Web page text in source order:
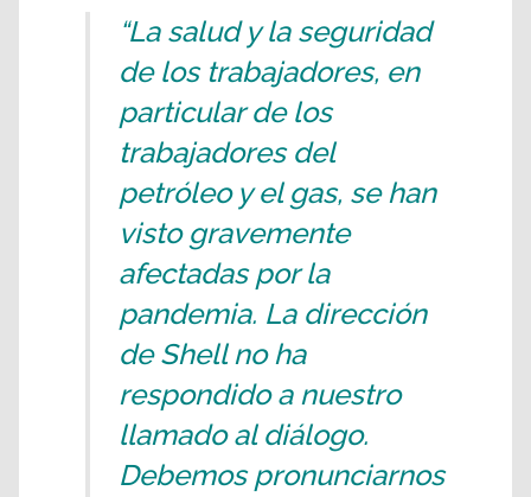
“La salud y la seguridad
de los trabajadores, en
particular de los
trabajadores del
petróleo y el gas, se han
visto gravemente
afectadas por la
pandemia. La dirección
de Shell no ha
respondido a nuestro
llamado al diálogo.
Debemos pronunciarnos